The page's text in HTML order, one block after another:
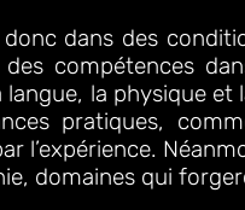
dans des
des compétences
langue, la physique
pratiques,
l’expérience.
domaines qui